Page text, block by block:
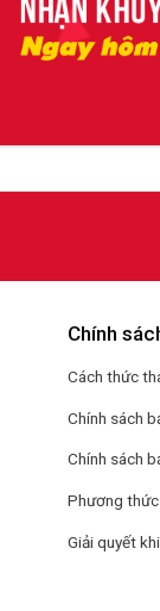
Chính
Cách thức
Chính sách
Chính sách
Phương thức
Giải quyết